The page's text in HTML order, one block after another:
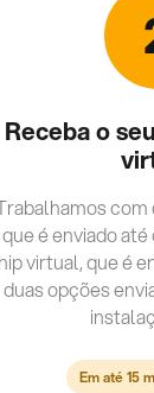
Receba o
com
que é enviado
virtual, que é
duas opções
Em até 15